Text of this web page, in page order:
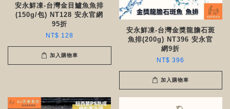
安永鮮凍-台灣金目鱸魚魚排
(150g/包) NT128 安永官網
95折
NT$ 128
加入購物車
安永鮮凍-台灣金獎龍膽石斑
魚排(200g) NT396 安永官
網9折
NT$ 396
加入購物車